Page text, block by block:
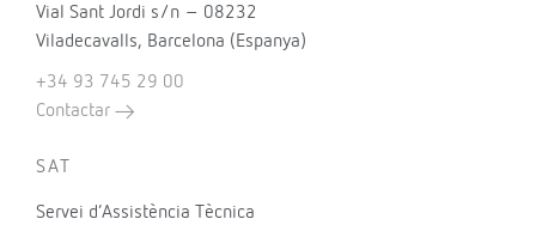
Vial Sant Jordi s/n – 08232
Viladecavalls, Barcelona (Espanya)
+34 93 745 29 00
Contactar
SAT
Servei d’Assistència Tècnica